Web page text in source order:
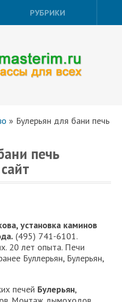
РУБРИКИ
» Булерьян для бани печь
печь
установка каминов
(495) 741-6101.
20 лет опыта. Печи
Буллерьян, Булерьян,
печей Булерьян,